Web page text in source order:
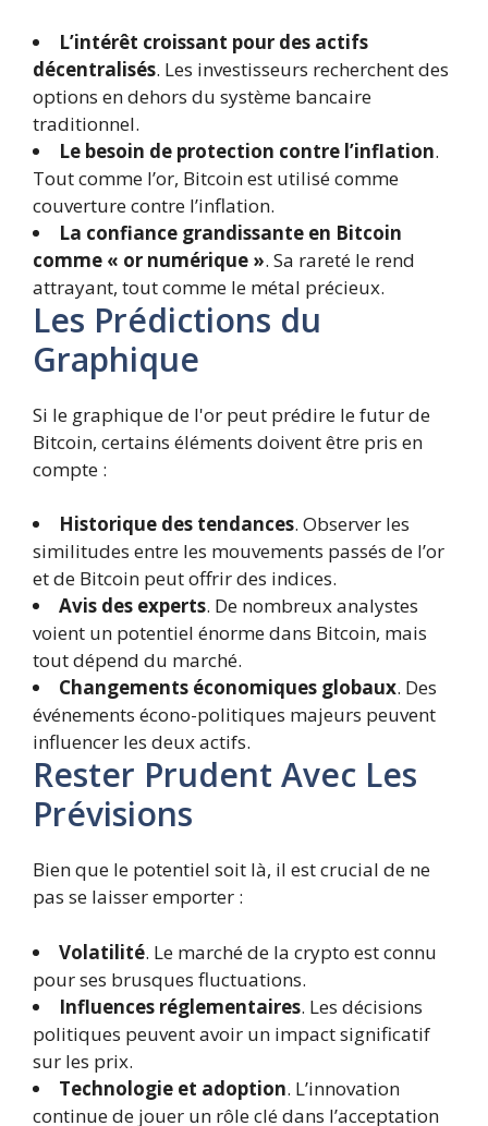
L’intérêt croissant pour des actifs
décentralisés. Les investisseurs recherchent des
options en dehors du système bancaire
traditionnel.
Le besoin de protection contre l’inflation.
Tout comme l’or, Bitcoin est utilisé comme
couverture contre l’inflation.
La confiance grandissante en Bitcoin
comme « or numérique ». Sa rareté le rend
attrayant, tout comme le métal précieux.
Les Prédictions du
Graphique
Si le graphique de l'or peut prédire le futur de
Bitcoin, certains éléments doivent être pris en
compte :
Historique des tendances. Observer les
similitudes entre les mouvements passés de l’or
et de Bitcoin peut offrir des indices.
Avis des experts. De nombreux analystes
voient un potentiel énorme dans Bitcoin, mais
tout dépend du marché.
Changements économiques globaux. Des
événements écono-politiques majeurs peuvent
influencer les deux actifs.
Rester Prudent Avec Les
Prévisions
Bien que le potentiel soit là, il est crucial de ne
pas se laisser emporter :
Volatilité. Le marché de la crypto est connu
pour ses brusques fluctuations.
Influences réglementaires. Les décisions
politiques peuvent avoir un impact significatif
sur les prix.
Technologie et adoption. L’innovation
continue de jouer un rôle clé dans l’acceptation